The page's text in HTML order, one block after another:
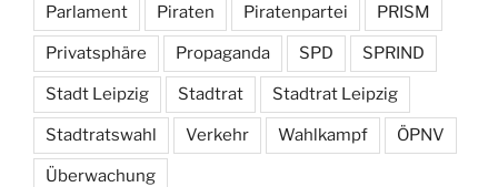
Parlament Piraten Piratenpartei PRISM
Privatsphäre Propaganda SPD SPRIND
Stadt Leipzig Stadtrat Stadtrat Leipzig
Stadtratswahl Verkehr Wahlkampf ÖPNV
Überwachung